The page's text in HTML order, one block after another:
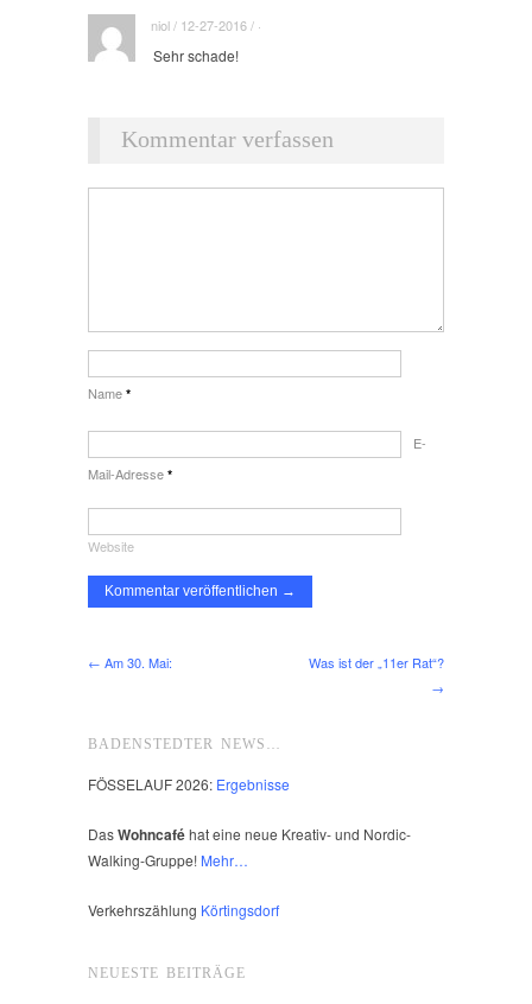
niol / 12-27-2016 / ·
Sehr schade!
Kommentar verfassen
Name *
E-
Mail-Adresse *
Website
← Am 30. Mai:
Was ist der „11er Rat“?
→
BADENSTEDTER NEWS…
FÖSSELAUF 2026: Ergebnisse
DasWohncaféhat eine neue Kreativ- und Nordic-
Walking-Gruppe! Mehr…
Verkehrszählung Körtingsdorf
NEUESTE BEITRÄGE